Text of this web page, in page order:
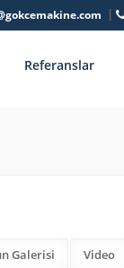
Referanslar
Galerisi Video